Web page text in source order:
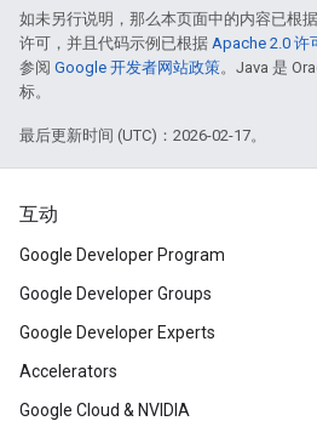
如未另行说明，那么本页面中的内容已根据
许可，并且代码示例已根据 Apache 2.0 许
参阅 Google 开发者网站政策。Java 是
标。
最后更新时间 (UTC)：2026-02-17。
互动
Google Developer Program
Google Developer Groups
Google Developer Experts
Accelerators
Google Cloud & NVIDIA